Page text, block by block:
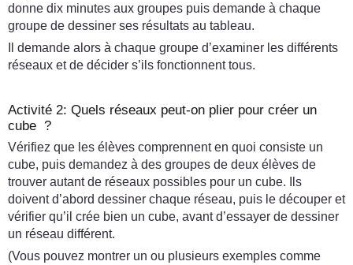
donne dix minutes aux groupes puis demande à chaque
groupe de dessiner ses résultats au tableau.
Il demande alors à chaque groupe d’examiner les différents
réseaux et de décider s’ils fonctionnent tous.
Activité 2: Quels réseaux peut-on plier pour créer un
cube ?
Vérifiez que les élèves comprennent en quoi consiste un
cube, puis demandez à des groupes de deux élèves de
trouver autant de réseaux possibles pour un cube. Ils
doivent d’abord dessiner chaque réseau, puis le découper et
vérifier qu’il crée bien un cube, avant d’essayer de dessiner
un réseau différent.
(Vous pouvez montrer un ou plusieurs exemples comme